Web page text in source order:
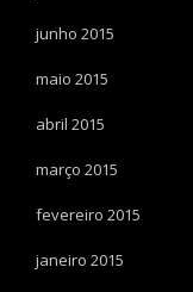
junho 2015
maio 2015
abril 2015
março 2015
fevereiro 2015
janeiro 2015